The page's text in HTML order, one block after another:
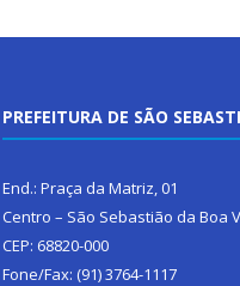
PREFEITURA DE SÃO
End.: Praça da Matriz, 01
Centro – São Sebastião da Boa
CEP: 68820-000
Fone/Fax: (91) 3764-1117